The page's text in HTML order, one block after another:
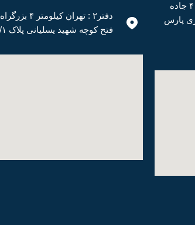
دفتر1: تهران،کیلومتر ۴ جاده
پارس
دفتر۲ : تهران کیلومتر ۴ بزرگراه
فتح کوچه شهید یسلیانی پلاک ۴/۱